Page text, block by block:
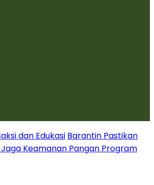
dan Edukasi Barantin Pastikan
Keamanan Pangan Program